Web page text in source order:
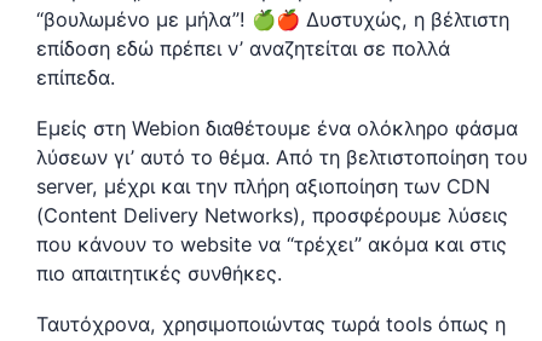
“βουλωμένο με μήλα”! 🍏🍎 Δυστυχώς, η βέλτιστη
επίδοση εδώ πρέπει ν’ αναζητείται σε πολλά
επίπεδα.
Εμείς στη Webion διαθέτουμε ένα ολόκληρο φάσμα
λύσεων γι’ αυτό το θέμα. Από τη βελτιστοποίηση του
server, μέχρι και την πλήρη αξιοποίηση των CDN
(Content Delivery Networks), προσφέρουμε λύσεις
που κάνουν το website να “τρέχει” ακόμα και στις
πιο απαιτητικές συνθήκες.
Ταυτόχρονα, χρησιμοποιώντας τωρά tools όπως η